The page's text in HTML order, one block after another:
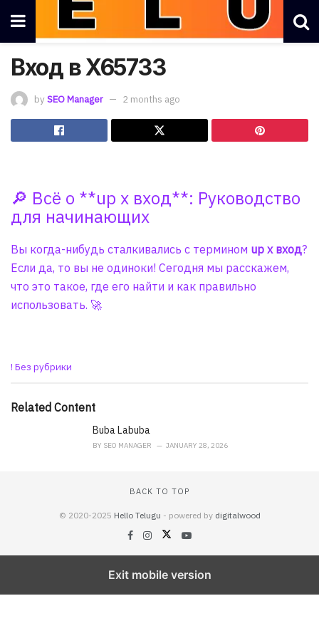
Вход в X65733
by SEO Manager 2 months ago
🔎 Всё о **up x вход**: Руководство
для начинающих
Вы когда-нибудь сталкивались с термином up x вход?
Если да, то вы не одиноки! Сегодня мы расскажем,
что это такое, где его найти и как правильно
использовать. 🚀
C
e
! Без рубрики
Related Content
Buba Labuba
BY SEO MANAGER JANUARY 28, 2026
BACK TO TOP
© 2020-2025 Hello Telugu - powered by digitalwood
Exit mobile version